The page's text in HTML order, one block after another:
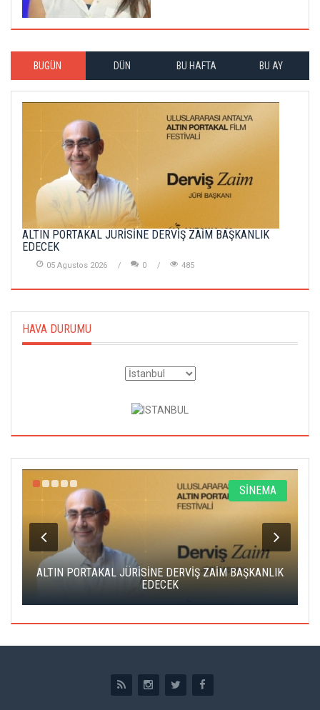
BUGÜN DÜN BU HAFTA BU AY
ALTIN PORTAKAL JÜRİSİNE DERVİŞ ZAİM BAŞKANLIK
EDECEK
05 Agustos 2026 0 485
HAVA DURUMU
SİNEMA
ALTIN PORTAKAL JÜRİSİNE DERVİŞ ZAİM BAŞKANLIK
EDECEK